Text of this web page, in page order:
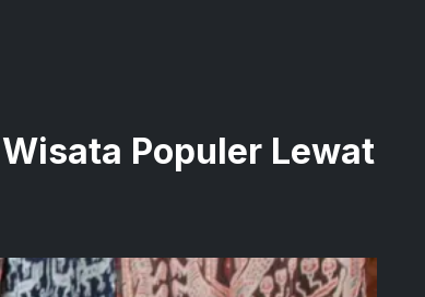
Populer Lewat